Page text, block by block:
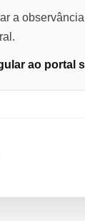
a
ao portal